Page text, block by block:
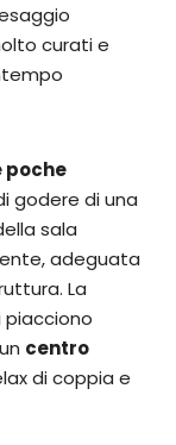
curati e
poche
godere di una
sala
adeguata
La
piacciono
centro
di coppia e